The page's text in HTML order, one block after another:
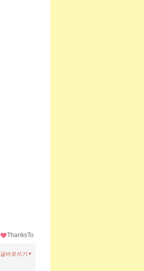
ThanksTo
바로쓰기